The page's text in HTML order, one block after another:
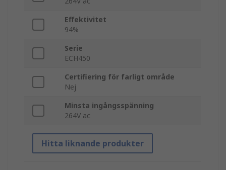
Effektivitet
94%
Serie
ECH450
Certifiering för farligt område
Nej
Minsta ingångsspänning
264V ac
Hitta liknande produkter